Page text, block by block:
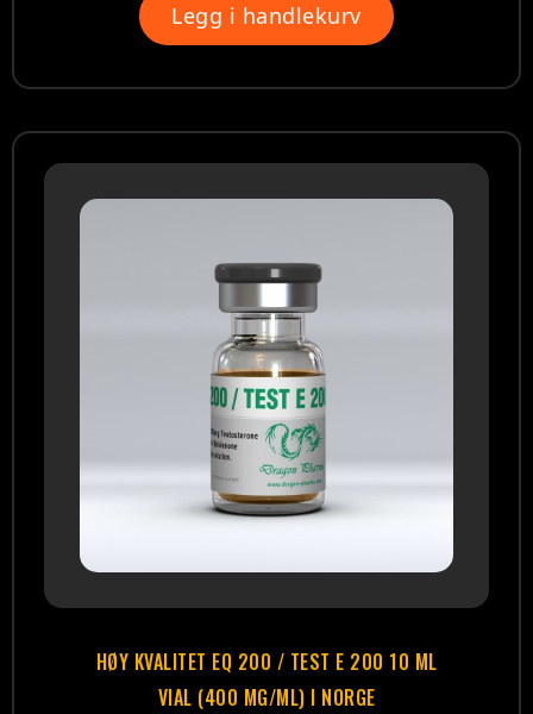
Legg i handlekurv
HØY KVALITET EQ 200 / TEST E 200 10 ML
VIAL (400 MG/ML) I NORGE